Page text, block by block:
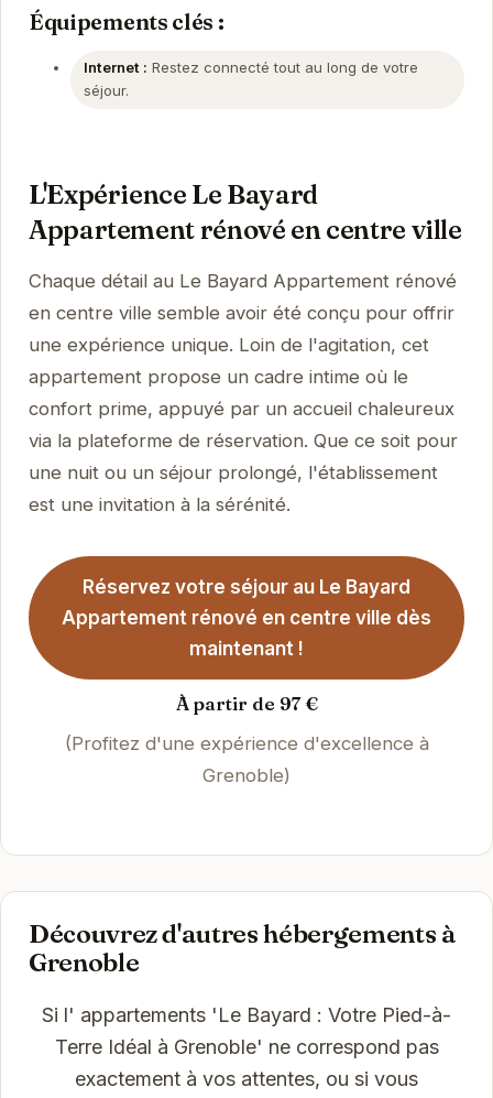
Équipements clés :
Internet : Restez connecté tout au long de votre
séjour.
L'Expérience Le Bayard
Appartement rénové en centre ville
Chaque détail au Le Bayard Appartement rénové
en centre ville semble avoir été conçu pour offrir
une expérience unique. Loin de l'agitation, cet
appartement propose un cadre intime où le
confort prime, appuyé par un accueil chaleureux
via la plateforme de réservation. Que ce soit pour
une nuit ou un séjour prolongé, l'établissement
est une invitation à la sérénité.
Réservez votre séjour au Le Bayard
Appartement rénové en centre ville dès
maintenant !
À partir de 97 €
(Profitez d'une expérience d'excellence à
Grenoble)
Découvrez d'autres hébergements à
Grenoble
Si l' appartements 'Le Bayard : Votre Pied-à-
Terre Idéal à Grenoble' ne correspond pas
exactement à vos attentes, ou si vous